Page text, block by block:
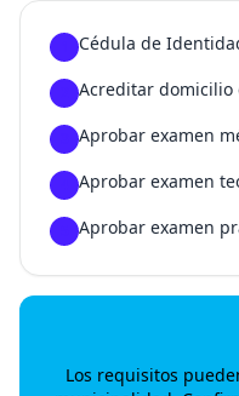
Cédula de
Acreditar domicilio
Aprobar examen
Aprobar examen
Aprobar examen
Los requisitos